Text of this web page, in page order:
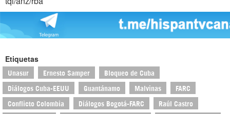
Etiquetas
Unasur Ernesto Samper Bloqueo de Cuba
Diálogos Cuba-EEUU Guantánamo Malvinas FARC
Conflicto Colombia Diálogos Bogotá-FARC Raúl Castro